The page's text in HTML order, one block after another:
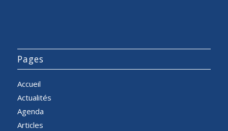
Pages
Accueil
Actualités
Agenda
Articles